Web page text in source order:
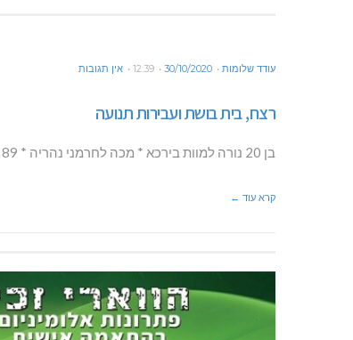
עודד שלומות 30/10/2020
12:39 אין תגובות
רצח, בית בושת ועבירות תנועה
בן 20 נורה למוות בירכא * מכה לחרמני נהריה * 89 דוחות תנועה בראמה וסאג’ור מקבץ פלילים אזורי מהימים
קרא עוד ←